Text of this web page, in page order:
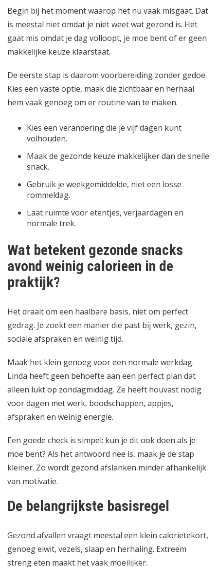
Begin bij het moment waarop het nu vaak misgaat. Dat
is meestal niet omdat je niet weet wat gezond is. Het
gaat mis omdat je dag volloopt, je moe bent of er geen
makkelijke keuze klaarstaat.
De eerste stap is daarom voorbereiding zonder gedoe.
Kies een vaste optie, maak die zichtbaar en herhaal
hem vaak genoeg om er routine van te maken.
Kies een verandering die je vijf dagen kunt
volhouden.
Maak de gezonde keuze makkelijker dan de snelle
snack.
Gebruik je weekgemiddelde, niet een losse
rommeldag.
Laat ruimte voor etentjes, verjaardagen en
normale trek.
Wat betekent gezonde snacks
avond weinig calorieen in de
praktijk?
Het draait om een haalbare basis, niet om perfect
gedrag. Je zoekt een manier die past bij werk, gezin,
sociale afspraken en weinig tijd.
Maak het klein genoeg voor een normale werkdag.
Linda heeft geen behoefte aan een perfect plan dat
alleen lukt op zondagmiddag. Ze heeft houvast nodig
voor dagen met werk, boodschappen, appjes,
afspraken en weinig energie.
Een goede check is simpel: kun je dit ook doen als je
moe bent? Als het antwoord nee is, maak je de stap
kleiner. Zo wordt gezond afslanken minder afhankelijk
van motivatie.
De belangrijkste basisregel
Gezond afvallen vraagt meestal een klein calorietekort,
genoeg eiwit, vezels, slaap en herhaling. Extreem
streng eten maakt het vaak moeilijker.